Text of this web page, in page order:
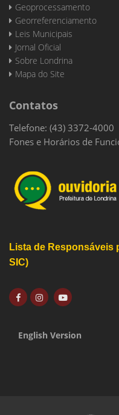
Geoprocessamento
Georreferenciamento
Leis Municipais
Jornal Oficial
Sobre Londrina
Mapa do Site
Contatos
Telefone: (43) 3372-4000
Fones e Horários de
Lista de Responsáveis
SIC)
English Version